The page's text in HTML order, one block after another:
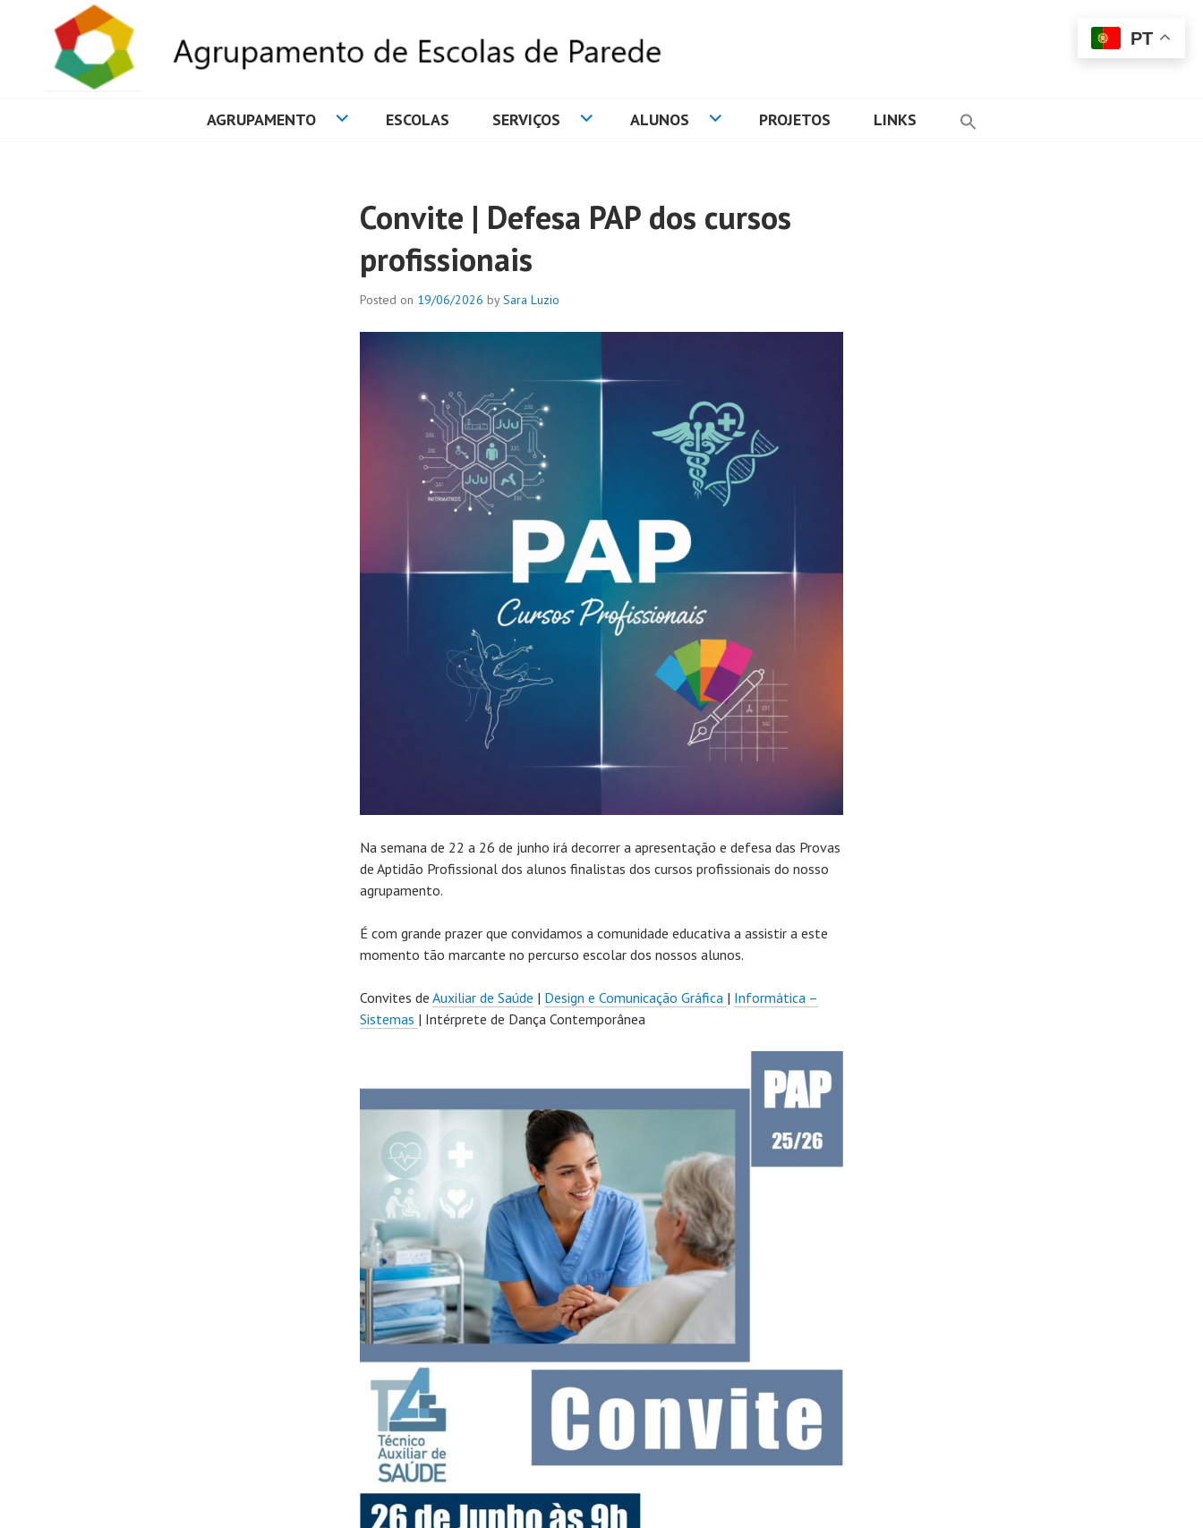
AGRUPAMENTO ESCOLAS SERVIÇOS ALUNOS PROJETOS LINKS
Convite | Defesa PAP dos cursos
profissionais
Posted on 19/06/2026 bySara Luzio
Na semana de 22 a 26 de junho irá decorrer a apresentação e defesa das Provas
de Aptidão Profissional dos alunos finalistas dos cursos profissionais do nosso
agrupamento.
É com grande prazer que convidamos a comunidade educativa a assistir a este
momento tão marcante no percurso escolar dos nossos alunos.
Convites de Auxiliar de Saúde | Design e Comunicação Gráfica | Informática –
Sistemas | Intérprete de Dança Contemporânea
PT